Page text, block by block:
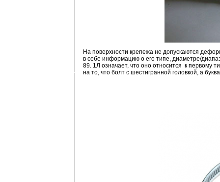
На поверхности крепежа не допускаются
в себе информацию о его типе, диаметре/
89. 1Л означает, что оно относится к первому
на то, что болт с шестигранной головкой, а